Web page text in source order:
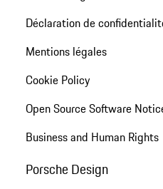
Déclaration de
Mentions légales
Cookie Policy
Open Source Software
Business and Human Rights
Porsche Design